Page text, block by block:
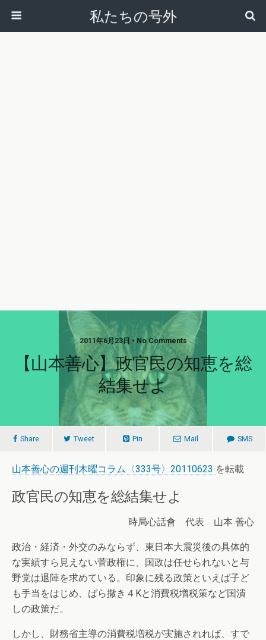
私たちの号外
2011年6月23日 • No Comments
【山本善心】政官民の知恵を総
結集せよ
Share Tweet Pin Mail SMS
山本善心の週刊木曜コラム〈333号〉20110623 を転載
政官民の知恵を総結集せよ
時局心話會 代表 山本 善心
政治・経済・外交のみならず、東日本大震災後の具体的
な実績すら見えない菅政権に、国政は任せられないと与
野党は退陣を求めている。印象に残る政策といえば子ど
も手当をはじめ、ばら撒き４Kと消費税増税策など国潰
しの政策だ。
しかし、財務省主導の消費税増税が実施されれば、すで